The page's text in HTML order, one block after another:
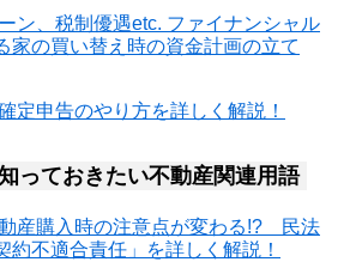
ン、税制優遇etc. ファイナンシャル
家の買い替え時の資金計画の立て
定申告のやり方を詳しく解説！
っておきたい不動産関連用語
産購入時の注意点が変わる!? 民法
約不適合責任」を詳しく解説！